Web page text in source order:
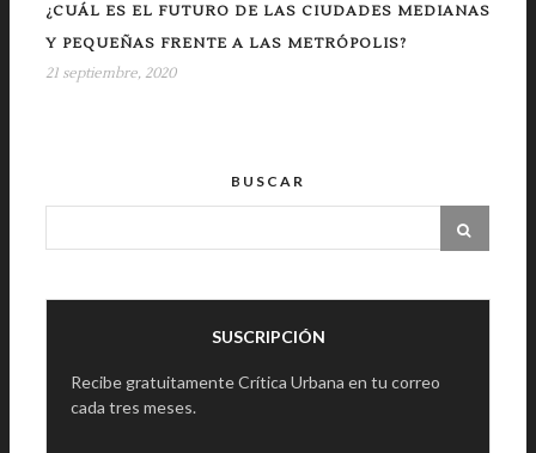
¿CUÁL ES EL FUTURO DE LAS CIUDADES MEDIANAS
Y PEQUEÑAS FRENTE A LAS METRÓPOLIS?
21 septiembre, 2020
BUSCAR
SUSCRIPCIÓN
Recibe gratuitamente Crítica Urbana en tu correo
cada tres meses.